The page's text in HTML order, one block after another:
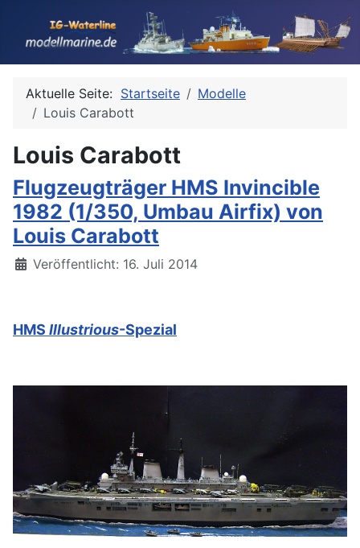
Aktuelle Seite: Startseite
Modelle
Louis Carabott
Louis Carabott
Flugzeugträger HMS Invincible
1982 (1/350, Umbau Airfix) von
Louis Carabott
Details
Veröffentlicht: 16. Juli 2014
HMS Illustrious-Spezial